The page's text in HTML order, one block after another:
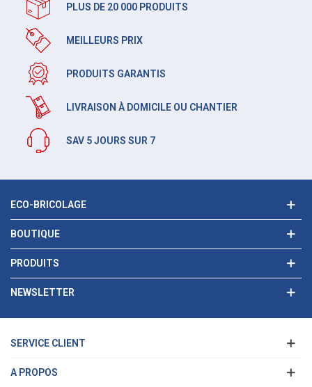
PLUS DE 20 000 PRODUITS
MEILLEURS PRIX
PRODUITS GARANTIS
LIVRAISON À DOMICILE OU CHANTIER
SAV 5 JOURS SUR 7
ECO-BRICOLAGE
BOUTIQUE
PRODUITS
NEWSLETTER
SERVICE CLIENT
A PROPOS